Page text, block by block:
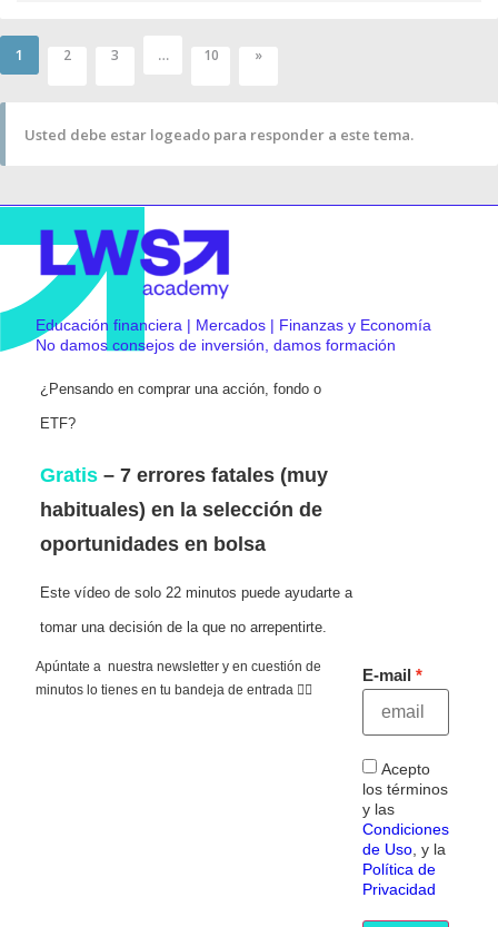
1 2 3 … 10 »
Usted debe estar logeado para responder a este tema.
Educación financiera | Mercados | Finanzas y Economía
No damos consejos de inversión, damos formación
¿Pensando en comprar una acción, fondo o
ETF?
Gratis – 7 errores fatales (muy
habituales) en la selección de
oportunidades en bolsa
Este vídeo de solo 22 minutos puede ayudarte a
tomar una decisión de la que no arrepentirte.
Apúntate a nuestra newsletter y en cuestión de
minutos lo tienes en tu bandeja de entrada 👇🏻
E-mail
Acepto
los términos
y las
Condiciones
de Uso , y la
Política de
Privacidad